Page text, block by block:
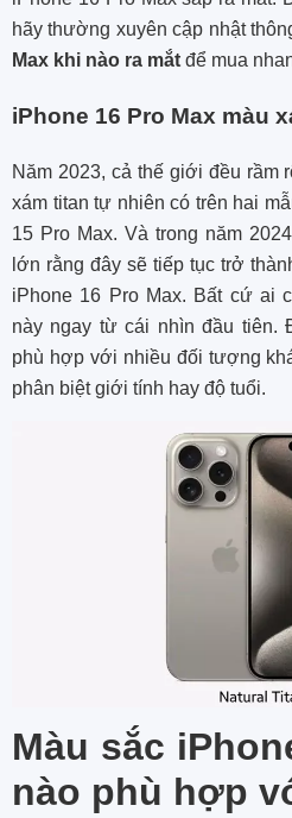
hãy thường xuyên cập nhật
Max khi nào ra mắt để mua
iPhone 16 Pro Max màu
Năm 2023, cả thế giới đều rầm
xám titan tự nhiên có trên hai
15 Pro Max. Và trong năm
lớn rằng đây sẽ tiếp tục trở
iPhone 16 Pro Max. Bất cứ ai
này ngay từ cái nhìn đầu tiên.
phù hợp với nhiều đối tượng
phân biệt giới tính hay độ tuổi.
Màu sắc
nào phù hợp